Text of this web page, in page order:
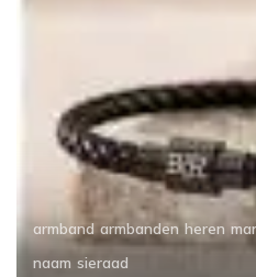
armband armbanden heren
naam sieraad